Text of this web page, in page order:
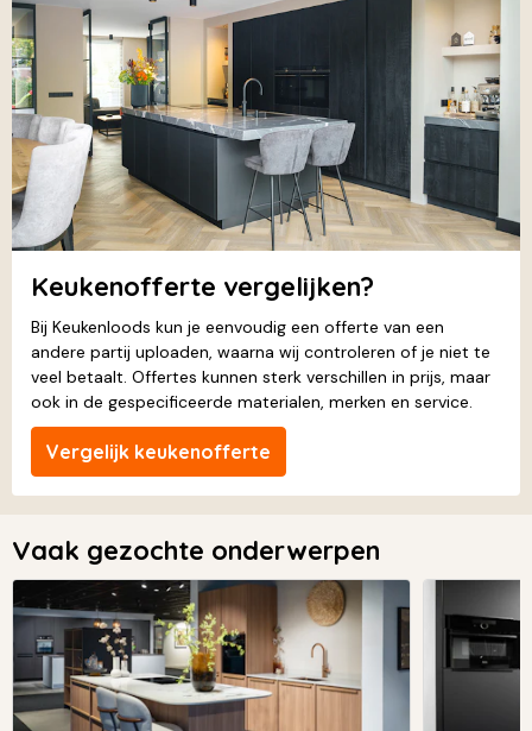
Keukenofferte vergelijken?
Bij Keukenloods kun je eenvoudig een offerte van een
andere partij uploaden, waarna wij controleren of je niet te
veel betaalt. Offertes kunnen sterk verschillen in prijs, maar
ook in de gespecificeerde materialen, merken en service.
Vergelijk keukenofferte
Vaak gezochte onderwerpen